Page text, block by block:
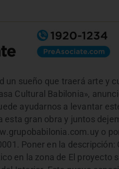
un sueño que traerá arte y
Cultural Babilonia»,
ayudarnos a levantar
esta gran obra y juntos
o
Poner en la
en la zona de El proyecto